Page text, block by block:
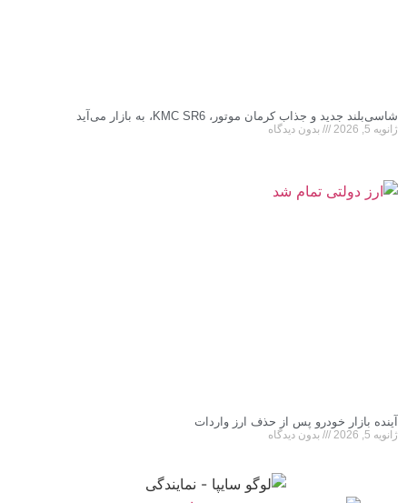
شاسی‌بلند جدید و جذاب کرمان موتور، KMC SR6، به بازار می‌آید
ژانویه 5, 2026 بدون دیدگاه
آینده بازار خودرو پس از حذف ارز واردات
ژانویه 5, 2026 بدون دیدگاه